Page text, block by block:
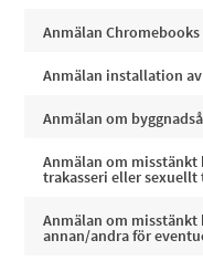
Anmälan
Anmälan installation
Anmälan om
Anmälan om
trakasseri eller
Anmälan om
annan/andra för